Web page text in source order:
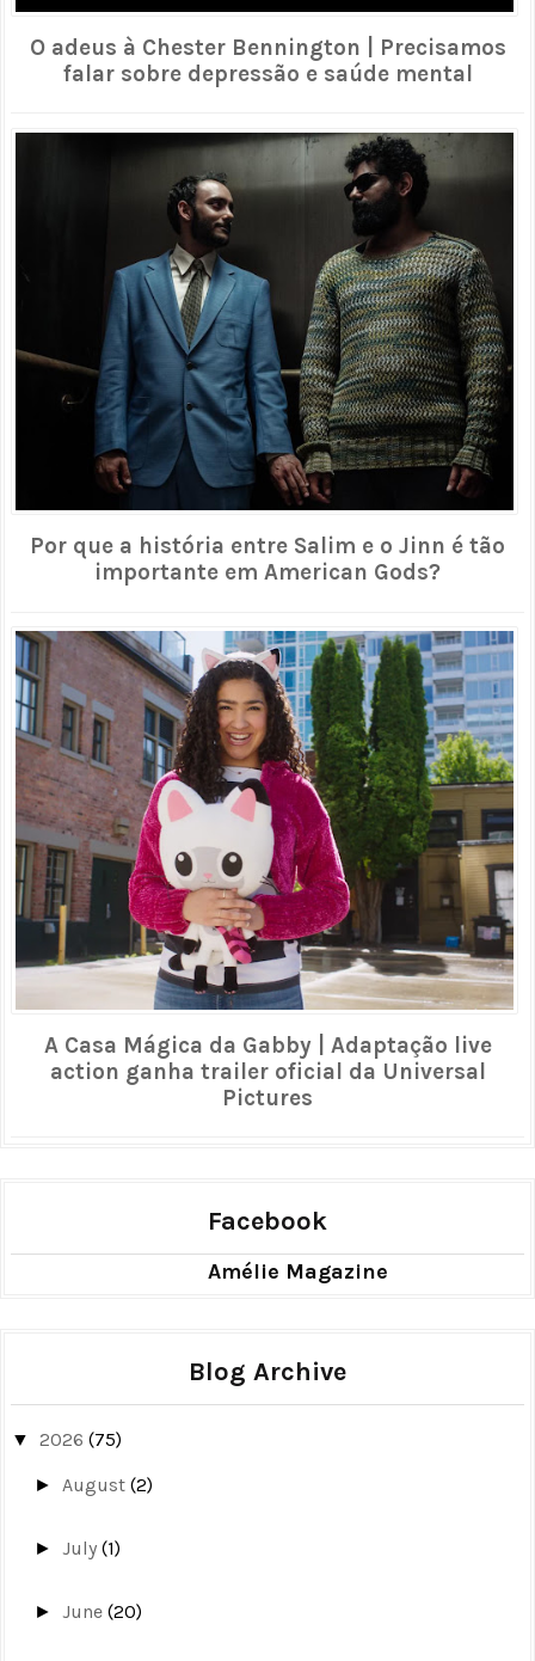
O adeus à Chester Bennington | Precisamos
falar sobre depressão e saúde mental
Por que a história entre Salim e o Jinn é tão
importante em American Gods?
A Casa Mágica da Gabby | Adaptação live
action ganha trailer oficial da Universal
Pictures
Facebook
Amélie Magazine
Blog Archive
▼ 2026 (75)
► August(2)
►July(1)
►June(20)